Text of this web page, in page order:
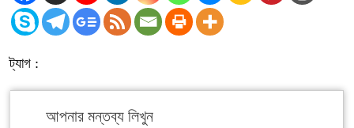
ট্যাগ :
আপনার মন্তব্য লিখুন